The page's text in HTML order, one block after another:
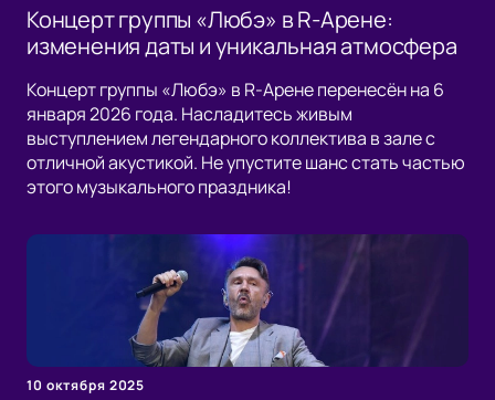
Концерт группы «Любэ» в R-Арене:
изменения даты и уникальная атмосфера
Концерт группы «Любэ» в R-Арене перенесён на 6
января 2026 года. Насладитесь живым
выступлением легендарного коллектива в зале с
отличной акустикой. Не упустите шанс стать частью
этого музыкального праздника!
10 октября 2025